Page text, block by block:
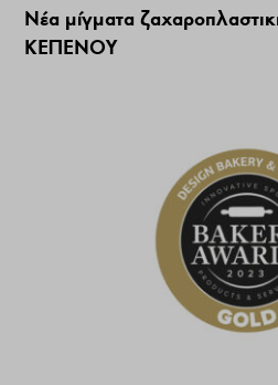
Nέα μίγματα
ΚΕΠΕΝΟΥ